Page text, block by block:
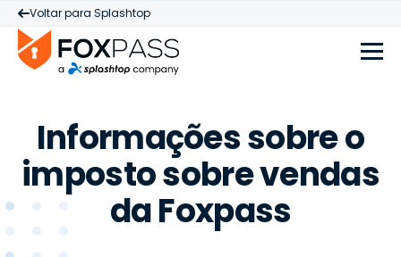
Voltar para Splashtop
Informações sobre o
imposto sobre vendas
da Foxpass